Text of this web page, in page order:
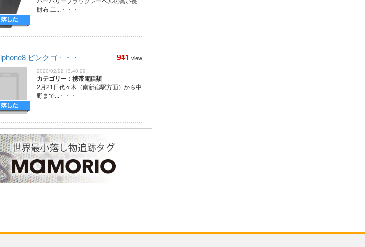
財布 二... ・・・
iphone8 ピンクゴ・・・ 941 view
2020/02/22 13:40:29
カテゴリー：携帯電話類
2月21日代々木（南新宿駅方面）から中
野まで... ・・・